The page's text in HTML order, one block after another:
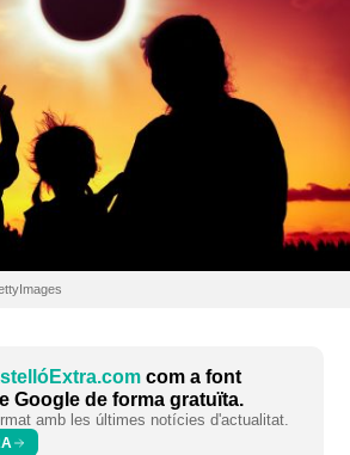
com a font
Google de forma gratuïta.
amb les últimes notícies d'actualitat.